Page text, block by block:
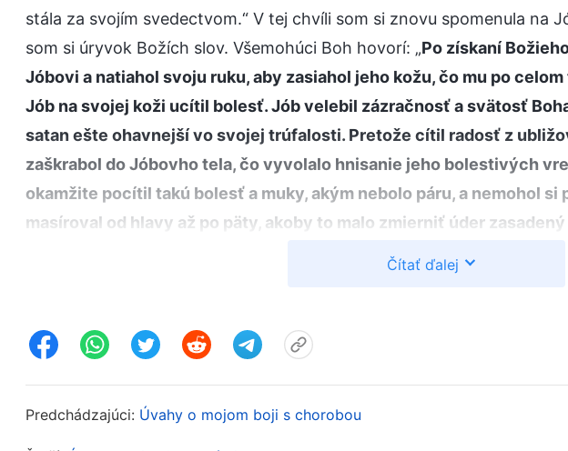
stála za svojím svedectvom.“ V tej chvíli som si znovu spomenula na
som si úryvok Božích slov. Všemohúci Boh hovorí: „Po získaní
Jóbovi a natiahol svoju ruku, aby zasiahol jeho kožu, čo mu po
Jób na svojej koži ucítil bolesť. Jób velebil zázračnosť a svätosť
satan ešte ohavnejší vo svojej trúfalosti. Pretože cítil radosť z
zaškrabol do Jóbovho tela, čo vyvolalo hnisanie jeho bolestivých
okamžite pocítil takú bolesť a muky, akým nebolo páru, a nemohol si
masíroval od hlavy až po päty, akoby to malo zmierniť úder
bolesť, ale nevidel ho vzdať sa mena Boha Jahveho. Tak chvatom
priviedli k myšlienke, že by bolo lepšie zomrieť… Jeho schopnosť
Čítať ďalej
Predchádzajúci: Úvahy o mojom boji s chorobou